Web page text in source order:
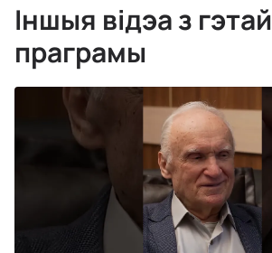
Іншыя відэа з гэтай
праграмы